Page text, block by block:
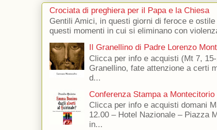
Crociata di preghiera per il Papa e la Chiesa
Gentili Amici, in questi giorni di feroce e
questi momenti in cui si eliminano con
Il Granellino di Padre Lorenzo
Clicca per info e acquisti (Mt 7,
Granellino, fate attenzione a certi
d...
Conferenza Stampa a Montecitorio
Clicca per info e acquisti domani
12.00 – Hotel Nazionale – Piazza
in...